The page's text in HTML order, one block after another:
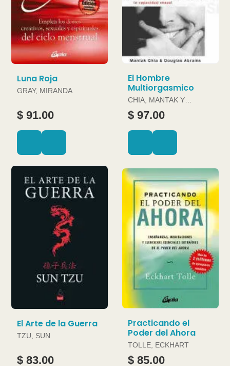
Luna Roja
GRAY, MIRANDA
$ 91.00
El Hombre
Multiorgasmico
CHIA, MANTAK Y
DOUGLAS ABRAMS
$ 97.00
El Arte de la Guerra
TZU, SUN
$ 83.00
Practicando el
Poder del Ahora
TOLLE, ECKHART
$ 85.00